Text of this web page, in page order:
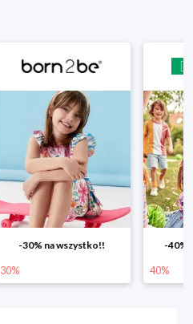
-30% na wszystko!!
30%
-40%
40%